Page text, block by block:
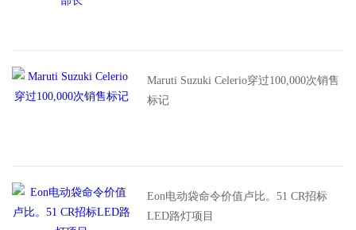
Maruti Suzuki Celerio穿过100,000次销售
标记
Eon电动袋命令价值卢比。51 CR招标
LED路灯项目